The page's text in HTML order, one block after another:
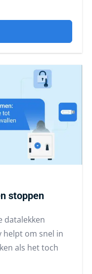
stoppen
datalekken
helpt om snel in
als het toch